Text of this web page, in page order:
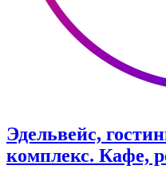
Эдельвейс,
комплекс. Кафе,